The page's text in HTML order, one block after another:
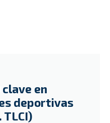
clave en
deportivas
TLCI)